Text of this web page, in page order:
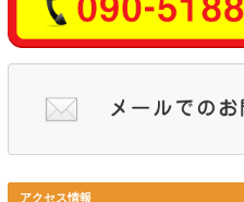
寒河江市のあびこ整骨院・整
能です。保険会社に言われた